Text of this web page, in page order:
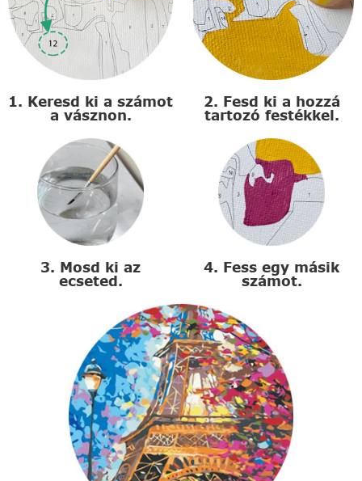
1. Keresd ki a számot
a vásznon.
2. Fesd ki a hozzá
tartozó festékkel.
3. Mosd ki az
ecseted.
4. Fess egy másik
számot.